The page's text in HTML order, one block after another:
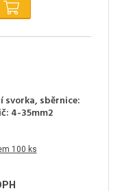
svorka, sběrnice:
4-35mm2
100 ks